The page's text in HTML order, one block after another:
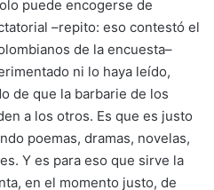
puede encogerse de
–repito: eso contestó el
de la encuesta–
ni lo haya leído,
de que la barbarie de los
a los otros. Es que es justo
poemas, dramas, novelas,
Y es para eso que sirve la
en el momento justo, de